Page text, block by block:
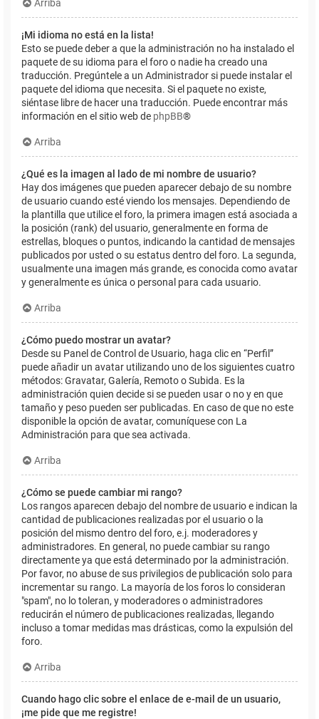
Arriba
¡Mi idioma no está en la lista!
Esto se puede deber a que la administración no ha instalado el
paquete de su idioma para el foro o nadie ha creado una
traducción. Pregúntele a un Administrador si puede instalar el
paquete del idioma que necesita. Si el paquete no existe,
siéntase libre de hacer una traducción. Puede encontrar más
información en el sitio web de phpBB®
Arriba
¿Qué es la imagen al lado de mi nombre de usuario?
Hay dos imágenes que pueden aparecer debajo de su nombre
de usuario cuando esté viendo los mensajes. Dependiendo de
la plantilla que utilice el foro, la primera imagen está asociada a
la posición (rank) del usuario, generalmente en forma de
estrellas, bloques o puntos, indicando la cantidad de mensajes
publicados por usted o su estatus dentro del foro. La segunda,
usualmente una imagen más grande, es conocida como avatar
y generalmente es única o personal para cada usuario.
Arriba
¿Cómo puedo mostrar un avatar?
Desde su Panel de Control de Usuario, haga clic en “Perfil”
puede añadir un avatar utilizando uno de los siguientes cuatro
métodos: Gravatar, Galería, Remoto o Subida. Es la
administración quien decide si se pueden usar o no y en que
tamaño y peso pueden ser publicadas. En caso de que no este
disponible la opción de avatar, comuníquese con La
Administración para que sea activada.
Arriba
¿Cómo se puede cambiar mi rango?
Los rangos aparecen debajo del nombre de usuario e indican la
cantidad de publicaciones realizadas por el usuario o la
posición del mismo dentro del foro, e.j. moderadores y
administradores. En general, no puede cambiar su rango
directamente ya que está determinado por la administración.
Por favor, no abuse de sus privilegios de publicación solo para
incrementar su rango. La mayoría de los foros lo consideran
"spam", no lo toleran, y moderadores o administradores
reducirán el número de publicaciones realizadas, llegando
incluso a tomar medidas mas drásticas, como la expulsión del
foro.
Arriba
Cuando hago clic sobre el enlace de e-mail de un usuario,
¡me pide que me registre!